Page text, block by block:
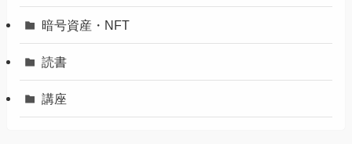
暗号資産・NFT
読書
講座